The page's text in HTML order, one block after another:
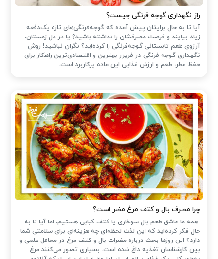
راز نگهداری گوجه فرنگی چیست؟
آیا تا به حال برایتان پیش آمده که گوجه‌فرنگی‌های تازه یک‌دفعه
زیاد بیایند و فرصت مصرفشان را نداشته باشید؟ یا در دل زمستان،
آرزوی طعم تابستانی گوجه‌فرنگی را کرده‌اید؟ نگران نباشید! روش
نگهداری گوجه فرنگی در فریزر بهترین و اقتصادی‌ترین راهکار برای
حفظ عطر، طعم و ارزش غذایی این ماده پرکاربرد است.
چرا مصرف بال و کتف مرغ مضر است؟
همه ما عاشق طعم بال سوخاری یا کتف کبابی هستیم، اما آیا تا به
حال فکر کرده‌اید که این لذت لحظه‌ای چه هزینه‌ای برای سلامتی شما
دارد؟ این روزها بحث درباره مضرات بال و کتف مرغ در محافل علمی و
بین کارشناسان تغذیه داغ شده است. بسیاری تصور می‌کنند مرغ